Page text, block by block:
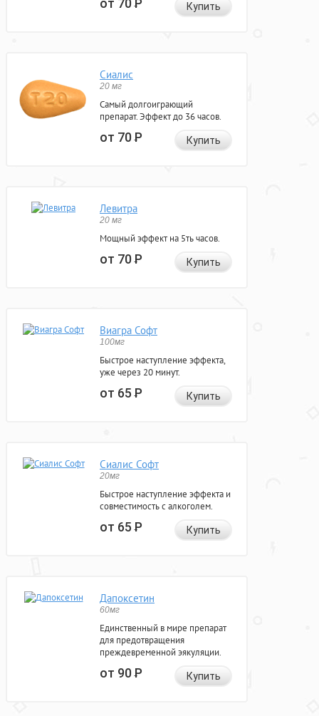
от 70Р Купить
Сиалис
20 мг
Самый долгоиграющий
препарат. Эффект до 36 часов.
от 70Р Купить
Левитра
20 мг
Мощный эффект на 5ть часов.
от 70Р Купить
Виагра Софт
100мг
Быстрое наступление эффекта,
уже через 20 минут.
от 65Р Купить
Сиалис Софт
20мг
Быстрое наступление эффекта и
совместимость с алкоголем.
от 65Р Купить
Дапоксетин
60мг
Единственный в мире препарат
для предотвращения
преждевременной эякуляции.
от 90Р Купить